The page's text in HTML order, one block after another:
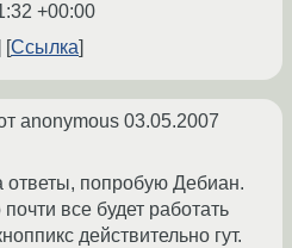
+00:00
Ссылка
anonymous 03.05.2007
ответы, попробую Дебиан.
все будет работать
действительно гут.